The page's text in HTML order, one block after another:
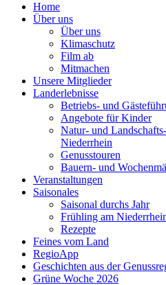
Home
Über uns
Über uns
Klimaschutz
Film ab
Mitmachen
Unsere Mitglieder
Landerlebnisse
Betriebs- und
Angebote für Kinder
Natur- und
Niederrhein
Genusstouren
Bauern- und
Veranstaltungen
Saisonales
Saisonal durchs Jahr
Frühling am
Rezepte
Feines vom Land
RegioApp
Geschichten aus der
Grüne Woche 2026